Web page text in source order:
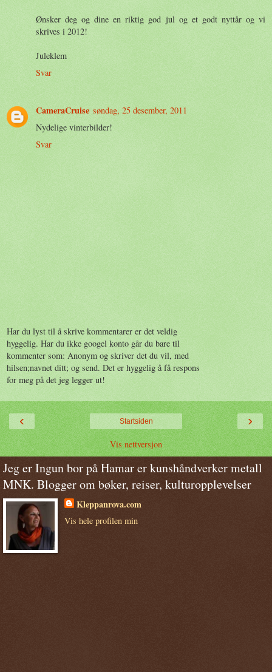
Ønsker deg og dine en riktig god jul og et godt nyttår og vi
skrives i 2012!
Juleklem
Svar
CameraCruise søndag, 25 desember, 2011
Nydelige vinterbilder!
Svar
Har du lyst til å skrive kommentarer er det veldig
hyggelig. Har du ikke googel konto går du bare til
kommenter som: Anonym og skriver det du vil, med
hilsen;navnet ditt; og send. Det er hyggelig å få respons
for meg på det jeg legger ut!
‹ ›
Startsiden
Vis nettversjon
Jeg er Ingun bor på Hamar er kunshåndverker metall
MNK. Blogger om bøker, reiser, kulturopplevelser
Kleppanrova.com
Vis hele profilen min